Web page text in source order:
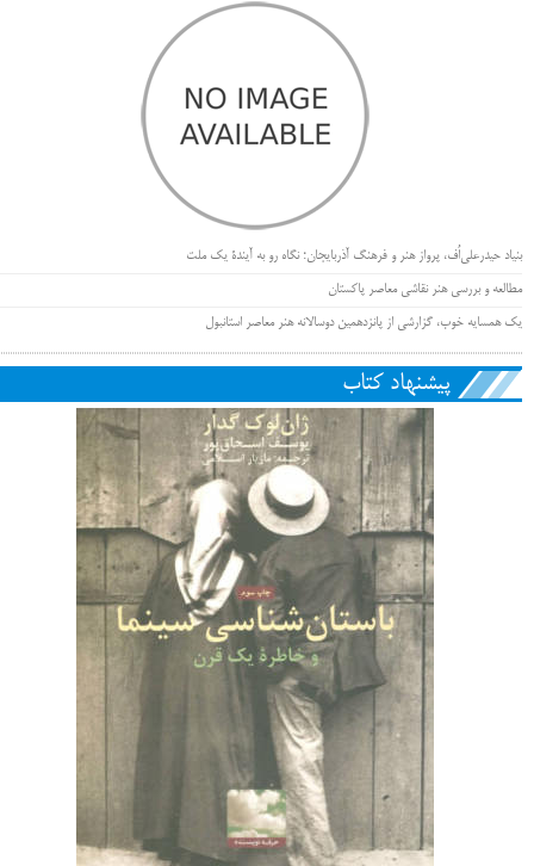
بنیاد حیدرعلی‌اُف، پرواز هنر و فرهنگ آذربایجان؛ نگاه رو به آیندۀ یک ملت
مطالعه و بررسی هنر نقاشی معاصر پاکستان
یک همسایه خوب، گزارشی از پانزدهمین دوسالانه هنر معاصر استانبول
پیشنهاد کتاب